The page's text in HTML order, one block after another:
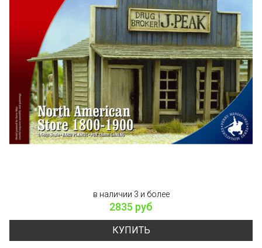
в наличии 3 и более
2835 руб
КУПИТЬ